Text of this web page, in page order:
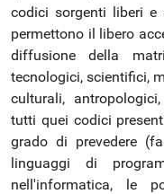
codici sorgenti liberi
permettono il libero
diffusione della
tecnologici, scientifici,
culturali,
tutti quei codici
grado di prevedere
linguaggi di
nell'informatica, le